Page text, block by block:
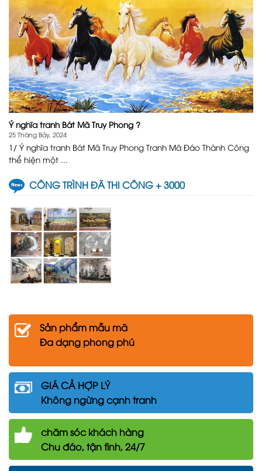
Ý nghĩa tranh Bát Mã Truy Phong ?
25 Tháng Bảy, 2024
1/ Ý nghĩa tranh Bát Mã Truy Phong Tranh Mã Đáo Thành Công
thể hiện một ...
CÔNG TRÌNH ĐÃ THI CÔNG + 3000
Sản phẩm mẫu mã
Đa dạng phong phú
GIÁ CẢ HỢP LÝ
Không ngừng cạnh tranh
chămsóc khách hàng
Chu đáo, tận tình, 24/7